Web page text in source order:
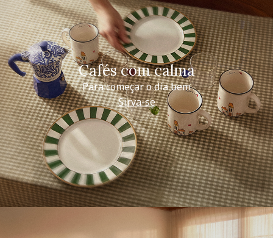
Cafés com calma
Para começar o dia bem
Sirva-se